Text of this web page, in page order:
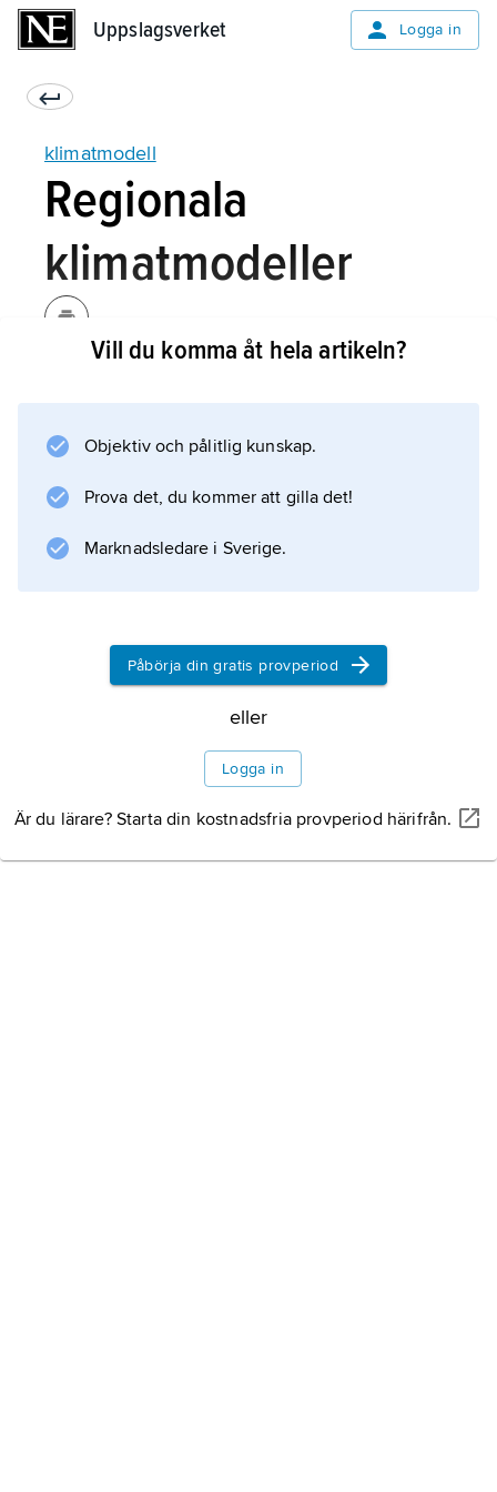
Uppslagsverket Logga in
klimatmodell
Regionala
klimatmodeller
med hög detaljrikedom och ofta används för
samhällsplanering.
Vill du komma åt hela artikeln?
Objektiv och pålitlig kunskap.
Prova det, du kommer att gilla det!
Marknadsledare i Sverige.
Påbörja din gratis provperiod
eller
Logga in
Är du lärare? Starta din kostnadsfria provperiod härifrån.